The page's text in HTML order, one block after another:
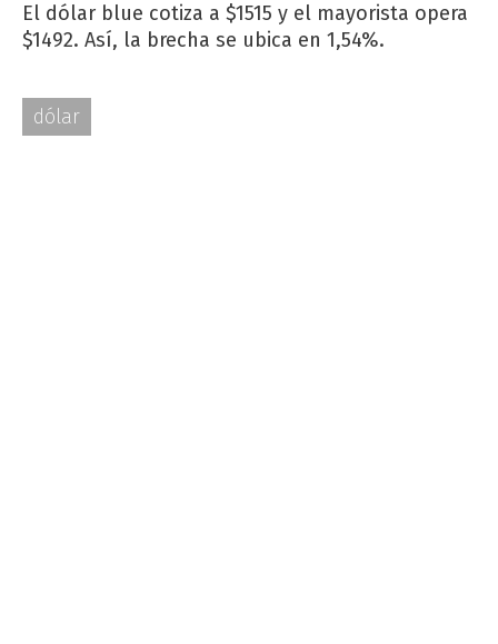
El dólar blue cotiza a $1515 y el mayorista opera
$1492. Así, la brecha se ubica en 1,54%.
dólar